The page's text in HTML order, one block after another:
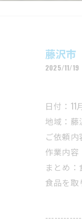
藤沢
2025/11/19
日付：11
地域：藤
ご依頼内
作業内容
まとめ
食品を取